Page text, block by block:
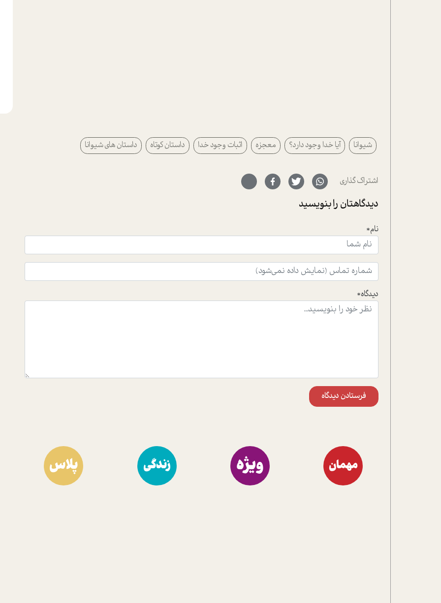
شیوانا آیا خدا وجود دارد؟ معجزه اثبات وجود خدا داستان کوتاه داستان های شیوانا
اشتراک گذاری
دیدگاهتان را بنویسید
نام*
دیدگاه*
فرستادن دیدگاه
مهمان ویژه زندگی پلاس